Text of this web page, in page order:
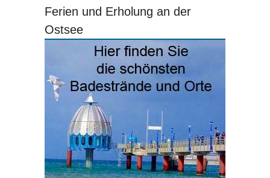
Ferien und Erholung an der
Ostsee